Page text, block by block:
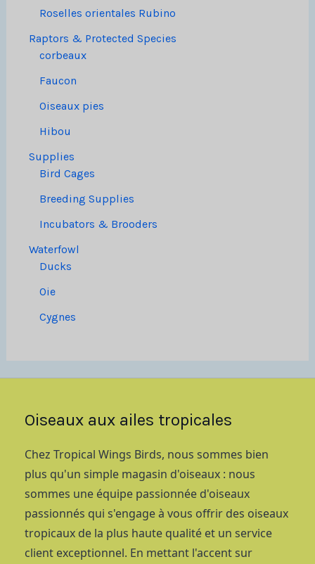
Roselles orientales Rubino
Raptors & Protected Species
corbeaux
Faucon
Oiseaux pies
Hibou
Supplies
Bird Cages
Breeding Supplies
Incubators & Brooders
Waterfowl
Ducks
Oie
Cygnes
Oiseaux aux ailes tropicales
Chez Tropical Wings Birds, nous sommes bien
plus qu'un simple magasin d'oiseaux : nous
sommes une équipe passionnée d'oiseaux
passionnés qui s'engage à vous offrir des oiseaux
tropicaux de la plus haute qualité et un service
client exceptionnel. En mettant l'accent sur